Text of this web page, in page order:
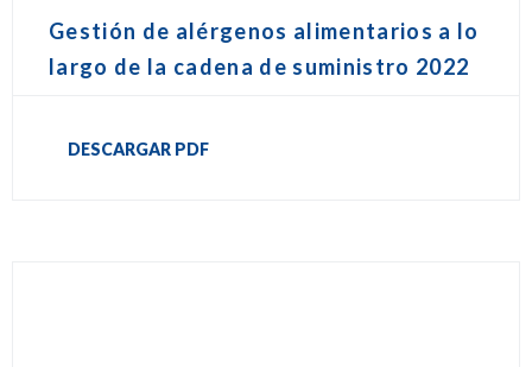
Gestión de alérgenos alimentarios a lo
largo de la cadena de suministro 2022
DESCARGAR PDF